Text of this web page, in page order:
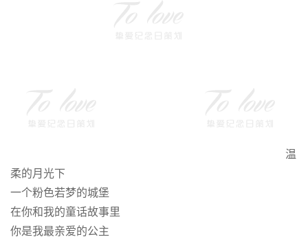
温
柔的月光下
一个粉色若梦的城堡
在你和我的童话故事里
你是我最亲爱的公主